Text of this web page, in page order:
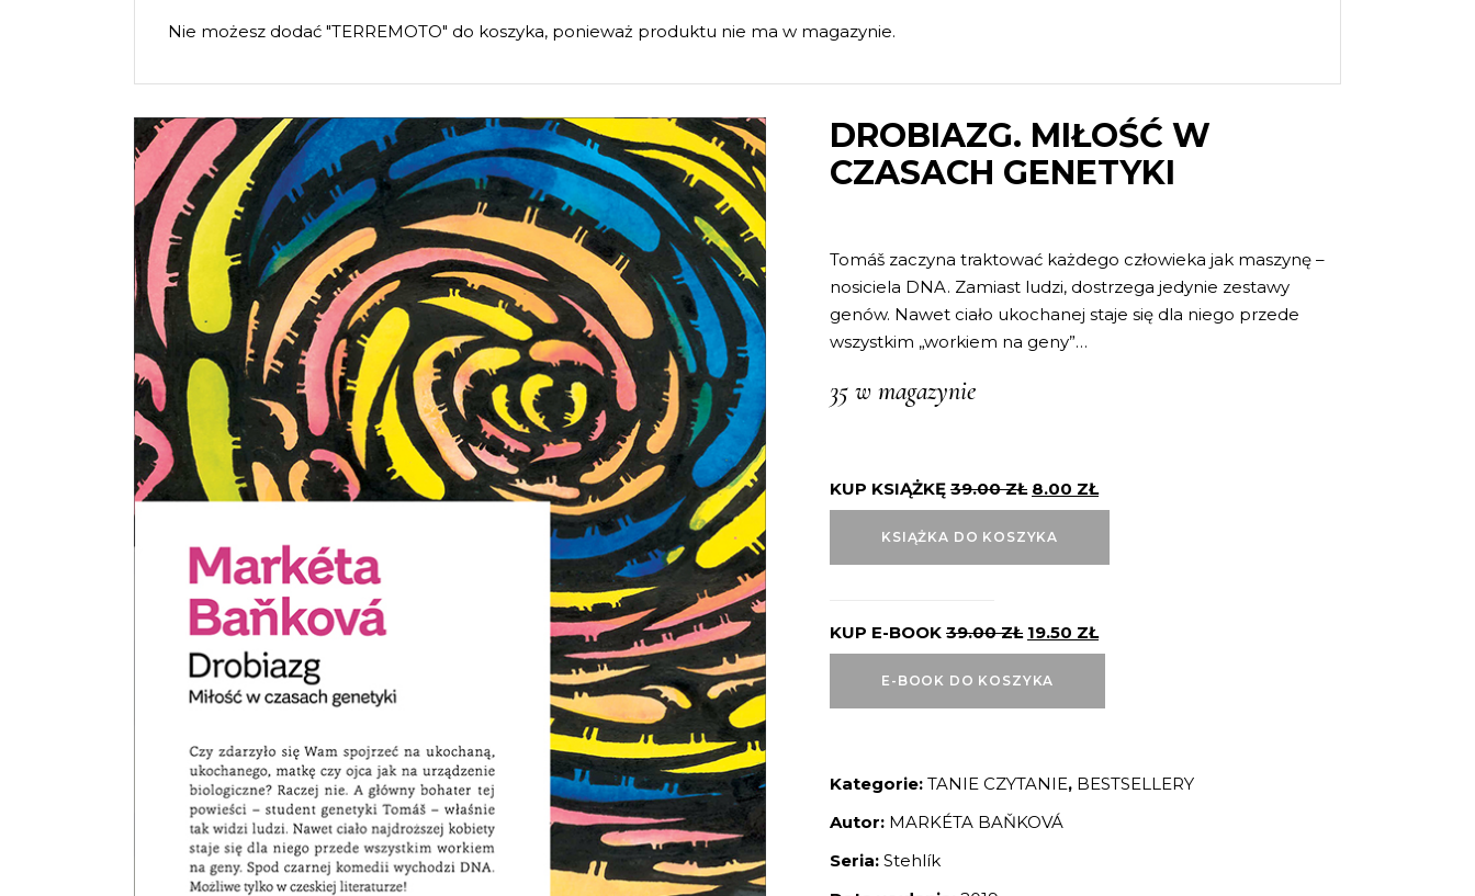
Nie możesz dodać "TERREMOTO" do koszyka, ponieważ produktu nie ma w magazynie.
DROBIAZG. MIŁOŚĆ W
CZASACH GENETYKI
Tomáš zaczyna traktować każdego człowieka jak maszynę –
nosiciela DNA. Zamiast ludzi, dostrzega jedynie zestawy
genów. Nawet ciało ukochanej staje się dla niego przede
wszystkim „workiem na geny”…
35 w magazynie
KUP KSIĄŻKĘ 39.00ZŁ 8.00 ZŁ
KSIĄŻKA DO KOSZYKA
KUP E-BOOK 39.00ZŁ 19.50 ZŁ
E-BOOK DO KOSZYKA
Kategorie: TANIE CZYTANIE, BESTSELLERY
Autor: MARKÉTA BAŇKOVÁ
Seria: Stehlík